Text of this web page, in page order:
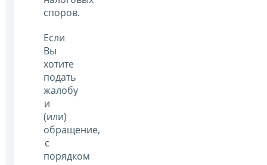
споров.
Если
Вы
хотите
подать
жалобу
и
(или)
обращение,
с
порядком